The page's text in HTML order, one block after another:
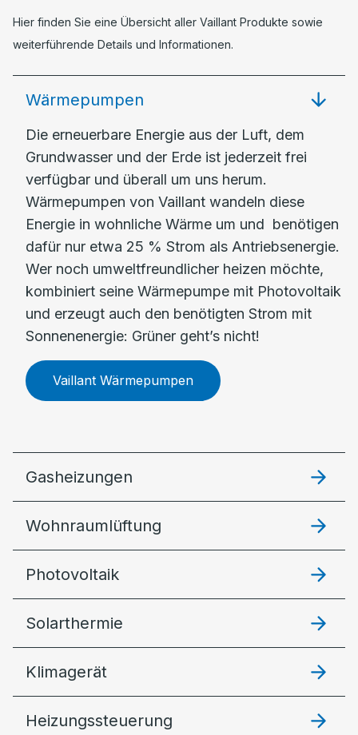
Hier finden Sie eine Übersicht aller Vaillant Produkte sowie
weiterführende Details und Informationen.
Wärmepumpen
Die erneuerbare Energie aus der Luft, dem
Grundwasser und der Erde ist jederzeit frei
verfügbar und überall um uns herum.
Wärmepumpen von Vaillant wandeln diese
Energie in wohnliche Wärme um und benötigen
dafür nur etwa 25 % Strom als Antriebsenergie.
Wer noch umweltfreundlicher heizen möchte,
kombiniert seine Wärmepumpe mit Photovoltaik
und erzeugt auch den benötigten Strom mit
Sonnenenergie: Grüner geht’s nicht!
Vaillant Wärmepumpen
Gasheizungen
Wohnraumlüftung
Photovoltaik
Solarthermie
Klimagerät
Heizungssteuerung